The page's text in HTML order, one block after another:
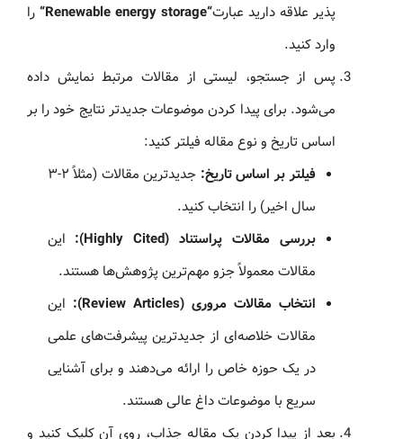
پذیر علاقه دارید عبارت“
Renewable energy storage
“ را
وارد کنید.
پس از جستجو، لیستی از مقالات مرتبط نمایش داده
می‌شود. برای پیدا کردن موضوعات جدیدتر نتایج خود را بر
اساس تاریخ و نوع مقاله فیلتر کنید:
فیلتر بر اساس تاریخ:
جدیدترین مقالات (مثلاً ۲-۳
سال اخیر) را انتخاب کنید.
بررسی مقالات پراستناد (Highly Cited):
این
مقالات معمولاً جزو مهم‌ترین پژوهش‌ها هستند.
انتخاب مقالات مروری (Review Articles):
این
مقالات خلاصه‌ای از جدیدترین پیشرفت‌های علمی
در یک حوزه خاص را ارائه می‌دهند و برای آشنایی
سریع با موضوعات داغ عالی هستند.
بعد از پیدا کردن یک مقاله جذاب، روی آن کلیک کنید و